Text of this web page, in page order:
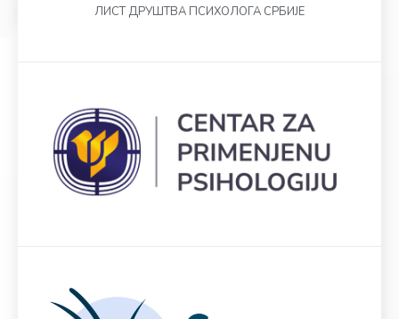
ЛИСТ ДРУШТВА ПСИХОЛОГА СРБИЈЕ